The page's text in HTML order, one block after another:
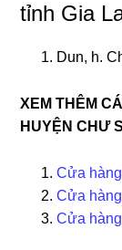
tỉnh Gia
Dun, h.
XEM THÊM
HUYỆN CHƯ
Cửa
Cửa
Cửa